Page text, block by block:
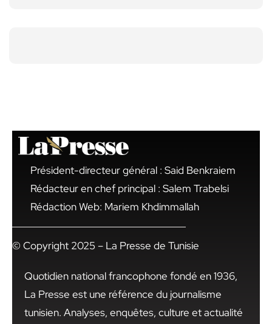
Président-directeur général : Said Benkraiem
Rédacteur en chef principal : Salem Trabelsi
Rédaction Web: Mariem Khdimmallah
© Copyright 2025 – La Presse de Tunisie
Quotidien national francophone fondé en 1936,
La Presse est une référence du journalisme
tunisien. Analyses, enquêtes, culture et actualité